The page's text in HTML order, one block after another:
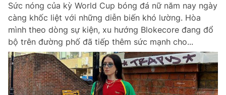
Sức nóng của kỳ World Cup bóng đá nữ năm nay ngày
càng khốc liệt với những diễn biến khó lường. Hòa
mình theo dòng sự kiện, xu hướng Blokecore đang đổ
bộ trên đường phố đã tiếp thêm sức mạnh cho...